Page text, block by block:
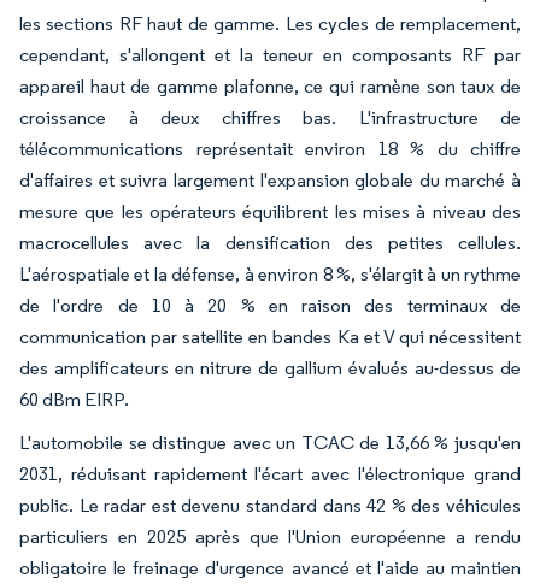
les sections RF haut de gamme. Les cycles de remplacement,
cependant, s'allongent et la teneur en composants RF par
appareil haut de gamme plafonne, ce qui ramène son taux de
croissance à deux chiffres bas. L'infrastructure de
télécommunications représentait environ 18 % du chiffre
d'affaires et suivra largement l'expansion globale du marché à
mesure que les opérateurs équilibrent les mises à niveau des
macrocellules avec la densification des petites cellules.
L'aérospatiale et la défense, à environ 8 %, s'élargit à un rythme
de l'ordre de 10 à 20 % en raison des terminaux de
communication par satellite en bandes Ka et V qui nécessitent
des amplificateurs en nitrure de gallium évalués au-dessus de
60 dBm EIRP.
L'automobile se distingue avec un TCAC de 13,66 % jusqu'en
2031, réduisant rapidement l'écart avec l'électronique grand
public. Le radar est devenu standard dans 42 % des véhicules
particuliers en 2025 après que l'Union européenne a rendu
obligatoire le freinage d'urgence avancé et l'aide au maintien